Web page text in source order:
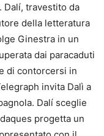
Dalí, travestito da
della letteratura
Ginestra in un
dai paracaduti
di contorcersi in
invita Dalì a
Dalí sceglie
progetta un